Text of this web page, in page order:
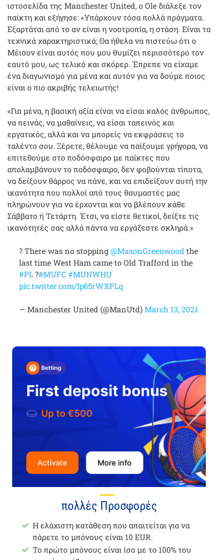
ιστοσελίδα της Manchester United, ο Ole διάλεξε τον
παίκτη και εξήγησε: «Υπάρχουν τόσα πολλά πράγματα.
Εξαρτάται από το αν είναι η νοοτροπία, η στάση. Είναι τα
τεχνικά χαρακτηριστικά; Θα ήθελα να πιστεύω ότι ο
Μέισον είναι αυτός που μου θυμίζει περισσότερο τον
εαυτό μου, ως τελικό και σκόρερ. Έπρεπε να είχαμε
ένα διαγωνισμό για μένα και αυτόν για να δούμε ποιος
είναι ο πιο ακριβής τελειωτής!
«Για μένα, η βασική αξία είναι να είσαι καλός άνθρωπος,
να πεινάς, να μαθαίνεις, να είσαι ταπεινός και
εργατικός, αλλά και να μπορείς να εκφράσεις το
ταλέντο σου. Ξέρετε, θέλουμε να παίξουμε γρήγορα, να
επιτεθούμε στο ποδόσφαιρο με παίκτες που
απολαμβάνουν το ποδόσφαιρο, δεν φοβούνται τίποτα,
να δείξουν θάρρος να πάνε, και να επιδείξουν αυτή την
ικανότητα που πολλοί από τους θαυμαστές μας
πληρώνουν για να έρχονται και να βλέπουν κάθε
Σάββατο ή Τετάρτη. Έτσι, να είστε θετικοί, δείξτε τις
ικανότητές σας αλλά πάντα να εργάζεστε σκληρά.»
? There was no stopping@MasonGreenwood the
last time West Ham came to Old Trafford in the
#PL?#MUFC#MUNWHU
pic.twitter.com/Ip65rWXPLq
— Manchester United (@ManUtd)March 13, 2021
πολλές Προσφορές
Η ελάχιστη κατάθεση που απαιτείται για να
πάρετε το μπόνους είναι 10 EUR.
Το πρώτο μπόνους είναι ίσο με το 100% του